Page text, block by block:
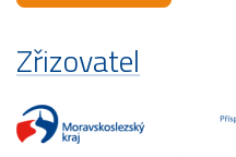
Zřizovatel